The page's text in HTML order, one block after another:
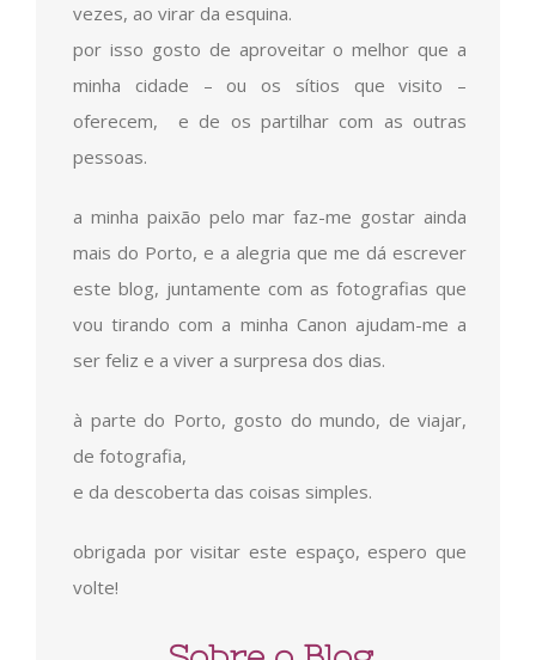
vezes, ao virar da esquina.
por isso gosto de aproveitar o melhor que a
minha cidade – ou os sítios que visito –
oferecem, e de os partilhar com as outras
pessoas.
a minha paixão pelo mar faz-me gostar ainda
mais do Porto, e a alegria que me dá escrever
este blog, juntamente com as fotografias que
vou tirando com a minha Canon ajudam-me a
ser feliz e a viver a surpresa dos dias.
à parte do Porto, gosto do mundo, de viajar,
de fotografia,
e da descoberta das coisas simples.
obrigada por visitar este espaço, espero que
volte!